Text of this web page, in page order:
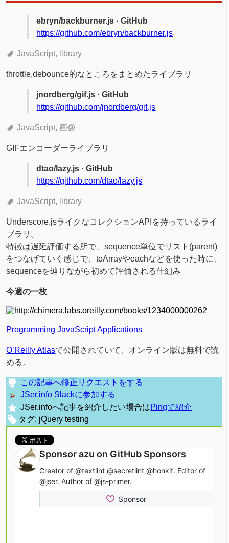
ebryn/backburner.js · GitHub
https://github.com/ebryn/backburner.js
JavaScript library
throttle,debounce的なところをまとめたライブラリ
jnordberg/gif.js · GitHub
https://github.com/jnordberg/gif.js
JavaScript 画像
GIFエンコーダーライブラリ
dtao/lazy.js · GitHub
https://github.com/dtao/lazy.js
JavaScript library
Underscore.jsライクなコレクションAPIを持っているライ
ブラリ。
特徴は遅延評価する所で、sequence単位でリスト(parent)
をつなげていく感じで、toArrayやeachなどを使った時に、
sequenceを辿りながら初めて評価される仕組み
今週の一枚
Programming JavaScript Applications
O’Reilly Atlasで公開されていて、オンライン版は無料で読
める。
この記事へ修正リクエストをする
JSer.info Slackに参加する
JSer.infoへ記事を紹介したい場合はPingで紹介
タグ: jQuery testing